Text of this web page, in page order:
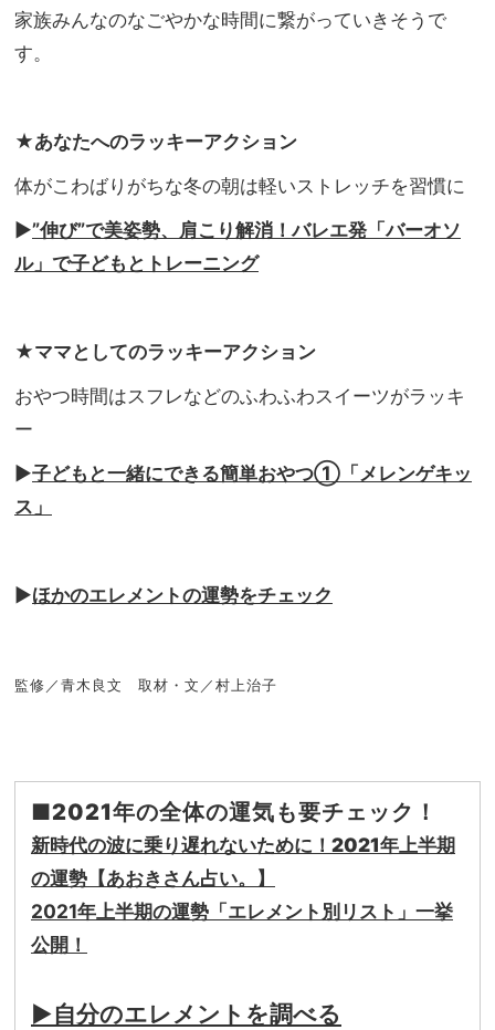
家族みんなのなごやかな時間に繋がっていきそうで
す。
★あなたへのラッキーアクション
体がこわばりがちな冬の朝は軽いストレッチを習慣に
▶︎”伸び”で美姿勢、肩こり解消！バレエ発「バーオソ
ル」で子どもとトレーニング
★ママとしてのラッキーアクション
おやつ時間はスフレなどのふわふわスイーツがラッキ
ー
▶︎子どもと一緒にできる簡単おやつ①「メレンゲキッ
ス」
▶︎ほかのエレメントの運勢をチェック
監修／青木良文 取材・文／村上治子
■2021年の全体の運気も要チェック！
新時代の波に乗り遅れないために！2021年上半期
の運勢【あおきさん占い。】
2021年上半期の運勢「エレメント別リスト」一挙
公開！
▶︎自分のエレメントを調べる